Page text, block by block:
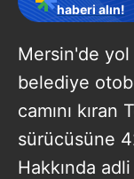
haberi alın!
Mersin'de yol
belediye
camını
sürücüsüne
Hakkında